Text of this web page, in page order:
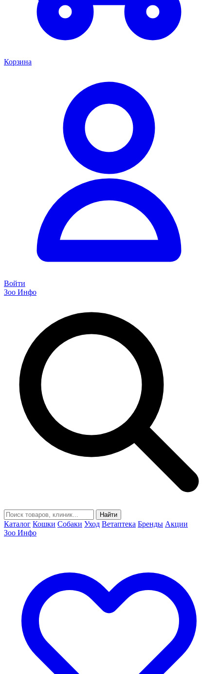
Корзина
Войти
Зоо Инфо
Найти
Каталог Кошки Собаки Уход Ветаптека Бренды Акции
Зоо Инфо